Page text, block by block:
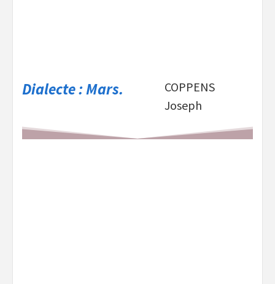
Dialecte : Mars.
COPPENS
Joseph